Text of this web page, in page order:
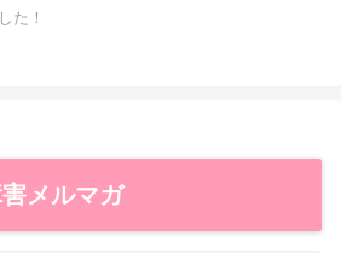
た！
害メルマガ